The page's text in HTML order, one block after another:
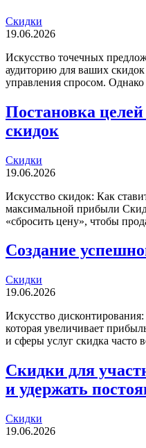
Скидки
19.06.2026
Искусство точечных
аудиторию для ваших
управления спросом. Однако
Постановка целей
скидок
Скидки
19.06.2026
Искусство скидок: Как
максимальной прибыли
«сбросить цену», чтобы
Создание
Скидки
19.06.2026
Искусство
которая увеличивает
и сферы услуг скидка часто
Скидки для
и удержать
Скидки
19.06.2026